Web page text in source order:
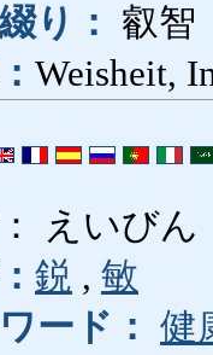
り：
叡智
Weisheit,
えいびん
鋭 , 敏
ード： 健